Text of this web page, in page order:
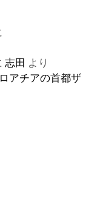
志田 より
アチアの首都ザ